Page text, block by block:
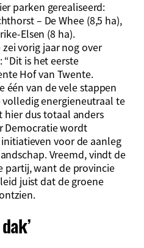
parken gerealiseerd:
– De Whee (8,5 ha),
Elsen (8 ha).
vorig jaar nog over
is het eerste
Hof van Twente.
één van de vele stappen
energieneutraal te
hier dus totaal anders
Democratie wordt
voor de aanleg
Vreemd, vindt de
partij, want de provincie
juist dat de groene